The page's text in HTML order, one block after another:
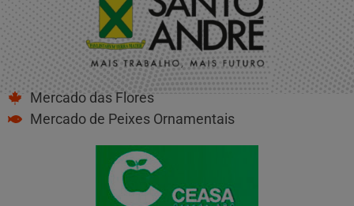
Mercado das Flores
Mercado de Peixes Ornamentais